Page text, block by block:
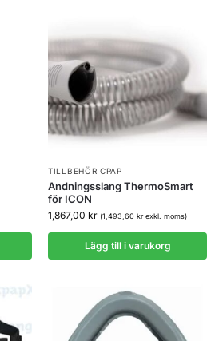
TILLBEHÖR CPAP
Andningsslang ThermoSmart
för ICON
1,867,00 kr (1,493,60 krexkl. moms)
Lägg till i varukorg